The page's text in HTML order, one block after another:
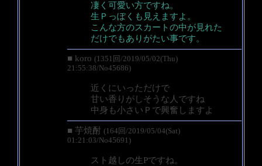
凄く可愛い方ですね。
生Ｐっぽくも見えますよ。
こんな方のスカートの中が見れた
だけでもありがたい事です。
■ koro (1351回/2019/05/02(Thu)
21:55:38/No45686)
近くにいっただけで
甘い香りがしそうな人ですね
中身も小さいＰで興奮しますよ
■ 芋焼酎 (164回/2019/05/04(Sat)
01:21:03/No45691)
スト越しの生Pですね。